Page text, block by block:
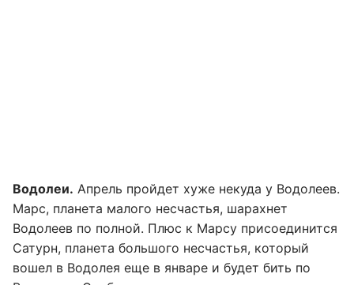
Водолеи. Апрель пройдет хуже некуда у Водолеев.
Марс, планета малого несчастья, шарахнет
Водолеев по полной. Плюс к Марсу присоединится
Сатурн, планета большого несчастья, который
вошел в Водолея еще в январе и будет бить по